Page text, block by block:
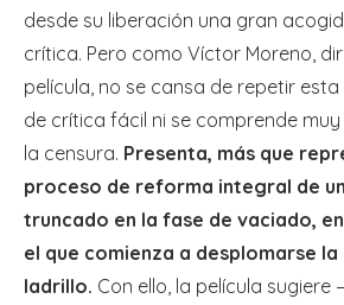
desde su liberación una gran
crítica. Pero como Víctor Moreno,
película, no se cansa de repetir
de crítica fácil ni se comprende
la censura. Presenta, más que
proceso de reforma integral de
truncado en la fase de vaciado,
el que comienza a desplomarse
ladrillo. Con ello, la película